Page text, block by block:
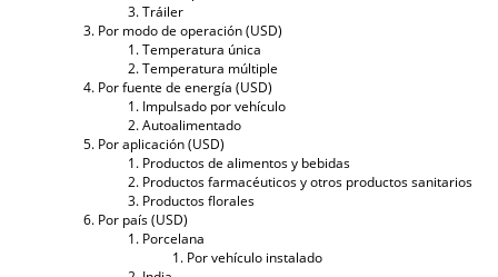
Tráiler
Por modo de operación (USD)
Temperatura única
Temperatura múltiple
Por fuente de energía (USD)
Impulsado por vehículo
Autoalimentado
Por aplicación (USD)
Productos de alimentos y bebidas
Productos farmacéuticos y otros productos sanitarios
Productos florales
Por país (USD)
Porcelana
Por vehículo instalado